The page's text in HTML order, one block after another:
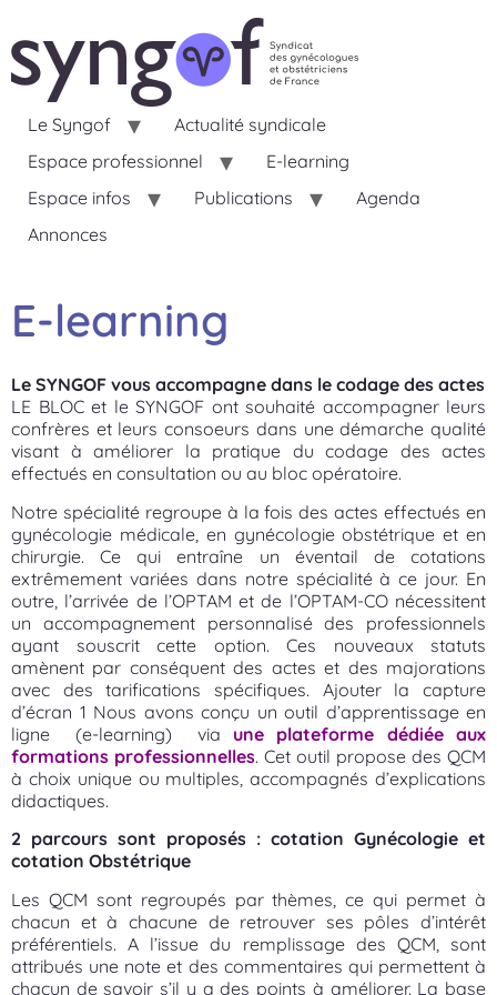
Le Syngof
Actualité syndicale
Espace professionnel
E-learning
Espace infos
Publications
Agenda
Annonces
E-learning
Le SYNGOF vous accompagne dans le codage des actes
LE BLOC et le SYNGOF ont souhaité accompagner leurs
confrères et leurs consoeurs dans une démarche qualité
visant à améliorer la pratique du codage des actes
effectués en consultation ou au bloc opératoire.
Notre spécialité regroupe à la fois des actes effectués en
gynécologie médicale, en gynécologie obstétrique et en
chirurgie. Ce qui entraîne un éventail de cotations
extrêmement variées dans notre spécialité à ce jour. En
outre, l’arrivée de l’OPTAM et de l’OPTAM-CO nécessitent
un accompagnement personnalisé des professionnels
ayant souscrit cette option. Ces nouveaux statuts
amènent par conséquent des actes et des majorations
avec des tarifications spécifiques. Ajouter la capture
d’écran 1 Nous avons conçu un outil d’apprentissage en
ligne (e-learning) via une plateforme dédiée aux
formations professionnelles. Cet outil propose des QCM
à choix unique ou multiples, accompagnés d’explications
didactiques.
2 parcours sont proposés : cotation Gynécologie et
cotation Obstétrique
Les QCM sont regroupés par thèmes, ce qui permet à
chacun et à chacune de retrouver ses pôles d’intérêt
préférentiels. A l’issue du remplissage des QCM, sont
attribués une note et des commentaires qui permettent à
chacun de savoir s’il y a des points à améliorer. La base